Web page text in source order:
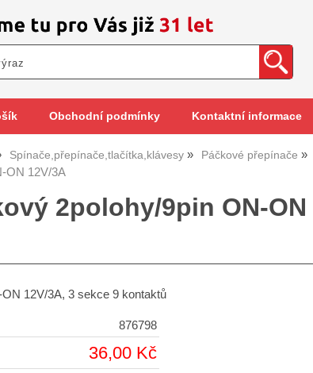
Obchodní podmínky Kontaktní informace
Spínače,přepínače,tlačítka,klávesy Páčkové přepínače
ON 12V/3A
2polohy/9pin ON-ON
12V/3A, 3 sekce 9 kontaktů
876798
36,00 Kč